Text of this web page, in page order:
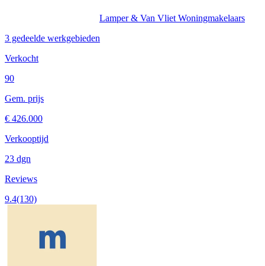
Lamper & Van Vliet Woningmakelaars
3 gedeelde werkgebieden
Verkocht
90
Gem. prijs
€ 426.000
Verkooptijd
23 dgn
Reviews
9.4(130)